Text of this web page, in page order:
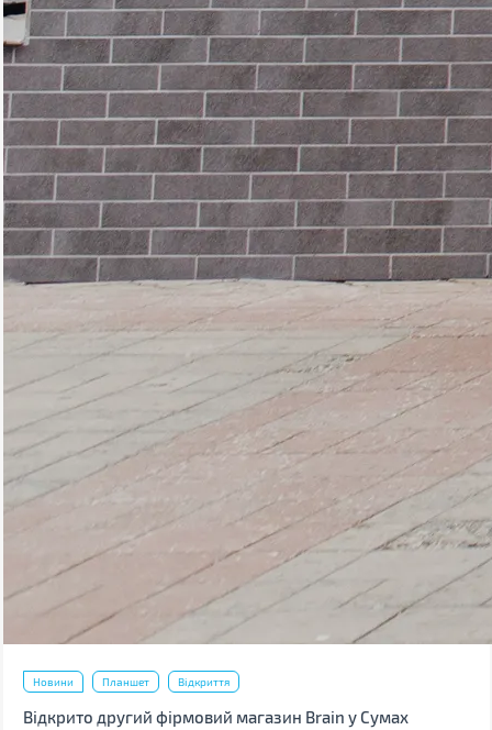
Новини Планшет Відкриття
Відкрито другий фірмовий магазин Brain у Сумах